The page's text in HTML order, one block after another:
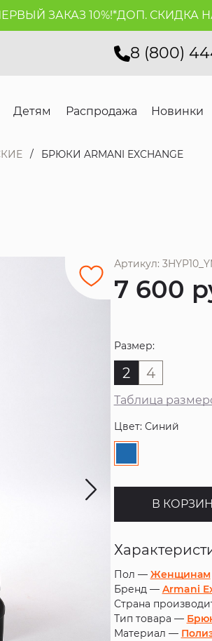
ЗАКАЗ 10%!*ДОП. СКИДКА НА
8 (800)
Детям Распродажа Новинки
БРЮКИ ARMANI EXCHANGE
Артикул:
7 600
Размер:
2 4
Таблица
Цвет: Синий
В
Пол — Женщинам
Бренд — Armani
Страна
Тип товара —
Материал —